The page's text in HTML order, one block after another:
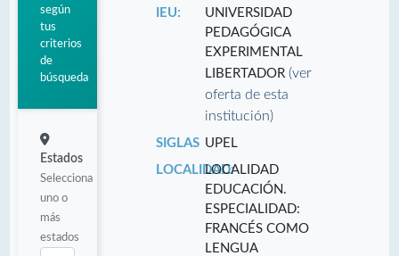
según
tus
criterios
de
búsqueda
Estados
Selecciona
uno o
más
estados
IEU:
UNIVERSIDAD
PEDAGÓGICA
EXPERIMENTAL
LIBERTADOR(ver
oferta de esta
institución)
SIGLAS UPEL
LOCALIDAD:LOCALIDAD
EDUCACIÓN.
ESPECIALIDAD:
FRANCÉS COMO
LENGUA